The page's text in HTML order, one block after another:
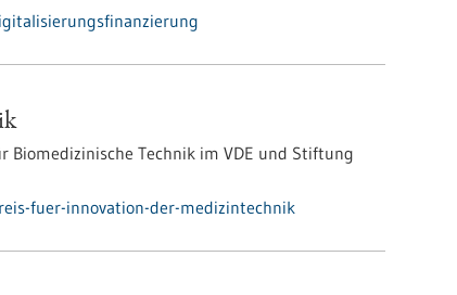
Biomedizinische Technik im VDE und Stiftung
fuer-innovation-der-medizintechnik